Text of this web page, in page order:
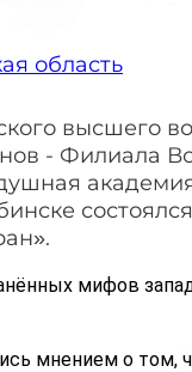
область
высшего
- Филиала
мифов
мнением о том,